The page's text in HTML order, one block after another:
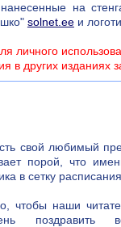
на
solnet.eeи
личного
в других изданиях
свой любимый
порой, что
в сетку расписания.
чтобы наши
поздравить